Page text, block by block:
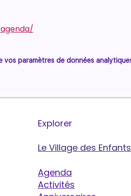
vos paramètres de données
Explorer
Le Village des
Agenda
Activités